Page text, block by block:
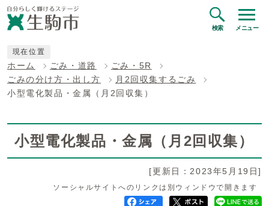
検索 メニュー
現在位置
ホーム ごみ・道路
ごみ・5R
ごみの分け方・出し方
月2回収集するごみ
小型電化製品・金属（月2回収集）
小型電化製品・金属（月2回収集）
[更新日：2023年5月19日]
ソーシャルサイトへのリンクは別ウィンドウで開きます